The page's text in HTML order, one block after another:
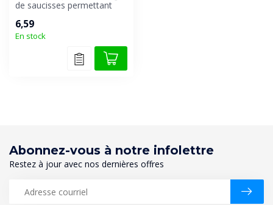
de saucisses permettant
bec...
6,59
En stock
Abonnez-vous à notre infolettre
Restez à jour avec nos dernières offres